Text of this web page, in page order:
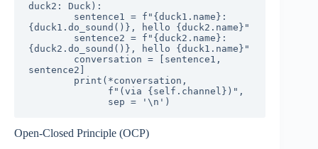
duck2: Duck):
{duck1.do_sound()}, hello {duck2.name}"
{duck2.do_sound()}, hello {duck1.name}"
sentence2]
              sep = '\n')
Open-Closed Principle (OCP)